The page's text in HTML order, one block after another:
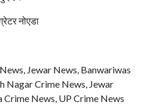
नोएडा
Jewar News, Banwariwas
Nagar Crime News, Jewar
News, UP Crime News